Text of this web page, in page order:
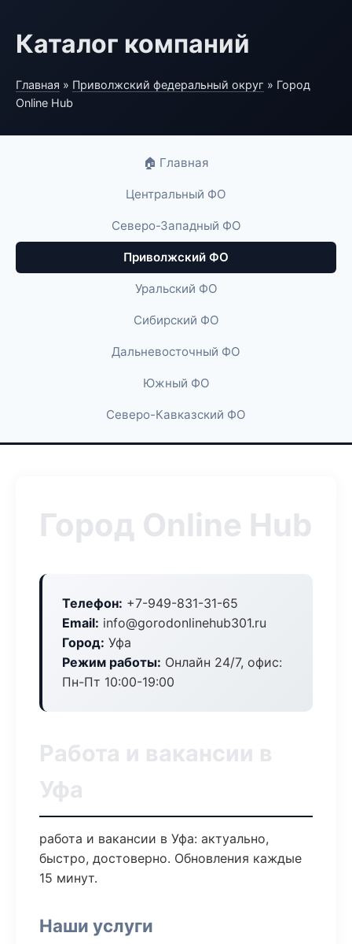
Каталог компаний
Главная » Приволжский федеральный округ » Город
Online Hub
🏠 Главная
Центральный ФО
Северо-Западный ФО
Приволжский ФО
Уральский ФО
Сибирский ФО
Дальневосточный ФО
Южный ФО
Северо-Кавказский ФО
Город Online Hub
Телефон: +7-949-831-31-65
Email: info@gorodonlinehub301.ru
Город: Уфа
Режим работы: Онлайн 24/7, офис:
Пн-Пт 10:00-19:00
Работа и вакансии в
Уфа
работа и вакансии в Уфа: актуально,
быстро, достоверно. Обновления каждые
15 минут.
Наши услуги